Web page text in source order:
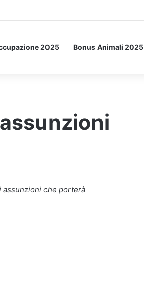
2025 Bonus Animali 2025
assunzioni che porterà